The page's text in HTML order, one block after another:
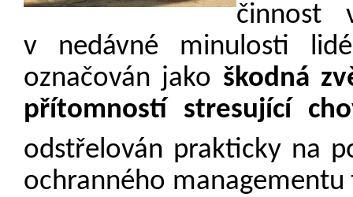
činnost
v nedávné minulosti
označován jako škodná
přítomností stresující
odstřelován prakticky na
ochranného